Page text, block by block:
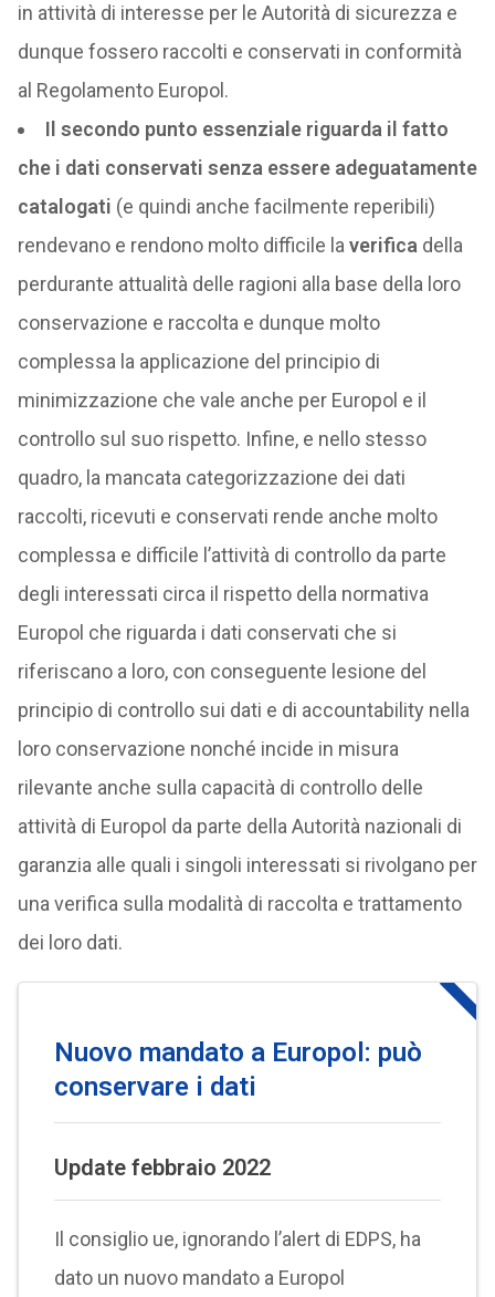
in attività di interesse per le Autorità di sicurezza e
dunque fossero raccolti e conservati in conformità
al Regolamento Europol.
Il secondo punto essenziale riguarda il fatto
che i dati conservati senza essere adeguatamente
catalogati (e quindi anche facilmente reperibili)
rendevano e rendono molto difficile la verifica della
perdurante attualità delle ragioni alla base della loro
conservazione e raccolta e dunque molto
complessa la applicazione del principio di
minimizzazione che vale anche per Europol e il
controllo sul suo rispetto. Infine, e nello stesso
quadro, la mancata categorizzazione dei dati
raccolti, ricevuti e conservati rende anche molto
complessa e difficile l’attività di controllo da parte
degli interessati circa il rispetto della normativa
Europol che riguarda i dati conservati che si
riferiscano a loro, con conseguente lesione del
principio di controllo sui dati e di accountability nella
loro conservazione nonché incide in misura
rilevante anche sulla capacità di controllo delle
attività di Europol da parte della Autorità nazionali di
garanzia alle quali i singoli interessati si rivolgano per
una verifica sulla modalità di raccolta e trattamento
dei loro dati.
Nuovo mandato a Europol: può
conservare i dati
Update febbraio 2022
Il consiglio ue, ignorando l’alert di EDPS, ha
dato un nuovo mandato a Europol